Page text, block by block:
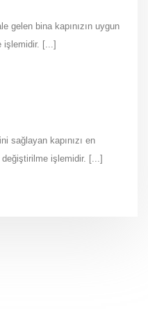
gelen bina kapınızın uygun
işlemidir. [...]
sağlayan kapınızı en
işlemidir. [...]